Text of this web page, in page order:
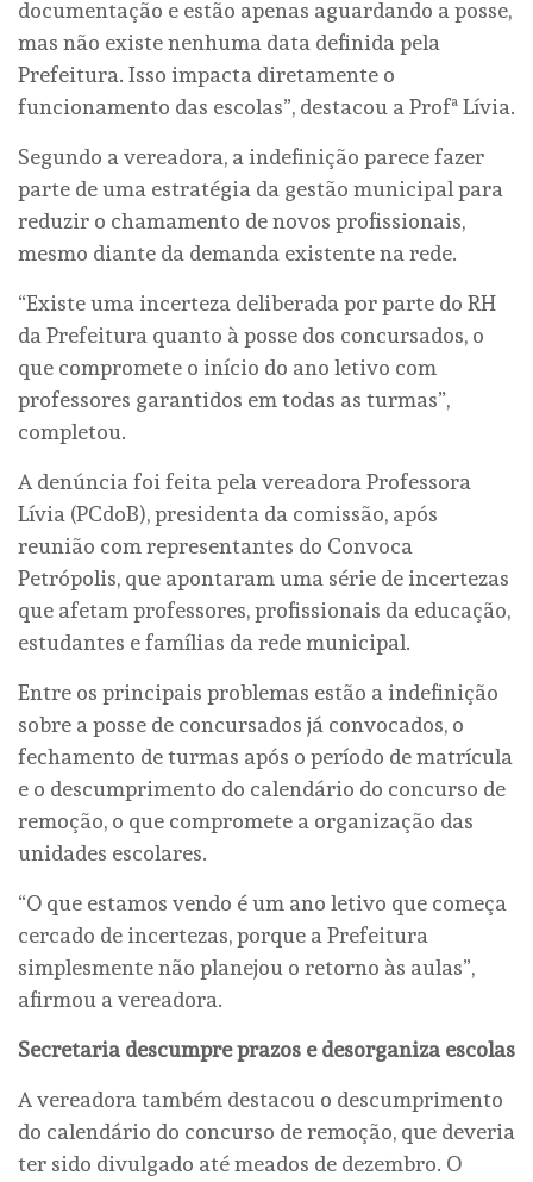
documentação e estão apenas aguardando a posse,
mas não existe nenhuma data definida pela
Prefeitura. Isso impacta diretamente o
funcionamento das escolas”, destacou a Profª Lívia.
Segundo a vereadora, a indefinição parece fazer
parte de uma estratégia da gestão municipal para
reduzir o chamamento de novos profissionais,
mesmo diante da demanda existente na rede.
“Existe uma incerteza deliberada por parte do RH
da Prefeitura quanto à posse dos concursados, o
que compromete o início do ano letivo com
professores garantidos em todas as turmas”,
completou.
A denúncia foi feita pela vereadora Professora
Lívia (PCdoB), presidenta da comissão, após
reunião com representantes do Convoca
Petrópolis, que apontaram uma série de incertezas
que afetam professores, profissionais da educação,
estudantes e famílias da rede municipal.
Entre os principais problemas estão a indefinição
sobre a posse de concursados já convocados, o
fechamento de turmas após o período de matrícula
e o descumprimento do calendário do concurso de
remoção, o que compromete a organização das
unidades escolares.
“O que estamos vendo é um ano letivo que começa
cercado de incertezas, porque a Prefeitura
simplesmente não planejou o retorno às aulas”,
afirmou a vereadora.
Secretaria descumpre prazos e desorganiza escolas
A vereadora também destacou o descumprimento
do calendário do concurso de remoção, que deveria
ter sido divulgado até meados de dezembro. O